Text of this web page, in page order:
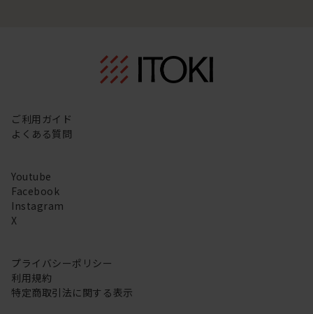
ご利用ガイド
よくある質問
Youtube
Facebook
Instagram
X
プライバシーポリシー
利用規約
特定商取引法に関する表示